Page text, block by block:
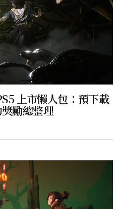
上市懶人包：預下載
勵總整理